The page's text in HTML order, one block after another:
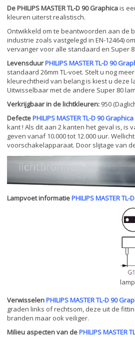
De PHILIPS MASTER TL-D 90 Graphicais
kleuren uiterst realistisch.
Ontwikkeld om te beantwoorden aan de
industrie zoals vastgelegd in EN-12464)
vervanger voor alle standaard en Super
LevensduurPHILIPS MASTER TL-D 90
standaard 26mm TL-voet. Stelt u nog
kleurechtheid van belang is kiest u deze
Uitwisselbaar met de andere Super 80
Verkrijgbaar in de lichtkleuren: 950
DefectePHILIPS MASTER TL-D 90 Graphica
kant ! Als dit aan 2 kanten het geval is, is
geven vanaf 10.000 tot 12.000 uur.
voorschakelapparaat. Door slijtage van
Lampvoet informatiePHILIPS MASTER
VerwisselenPHILIPS MASTER TL-D 90
graden links of rechtsom, deze uit de
branden maar ook veiliger.
Milieu aspecten van dePHILIPS MASTER